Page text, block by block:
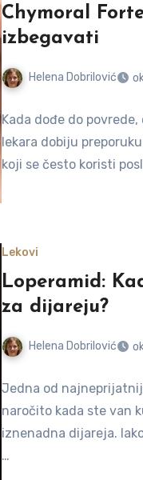
Chymoral
izbegavati
Helena Dobrilović
Kada dođe do
lekara dobiju
koji se često koristi
Lekovi
Loperamid:
za dijareju?
Helena Dobrilović
Jedna od
naročito kada ste van
iznenadna dijareja.
…